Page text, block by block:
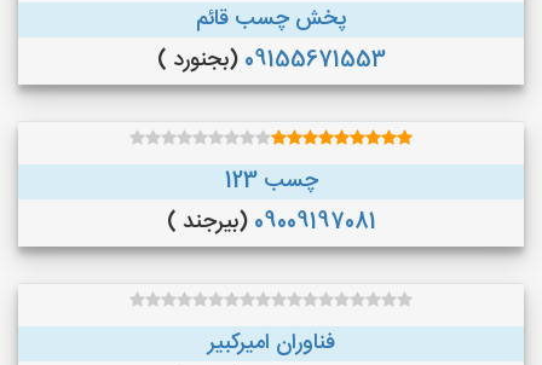
پخش چسب قائم
09155671553 (بجنورد )
چسب 123
09009197081 (بیرجند )
فناوران امیرکبیر